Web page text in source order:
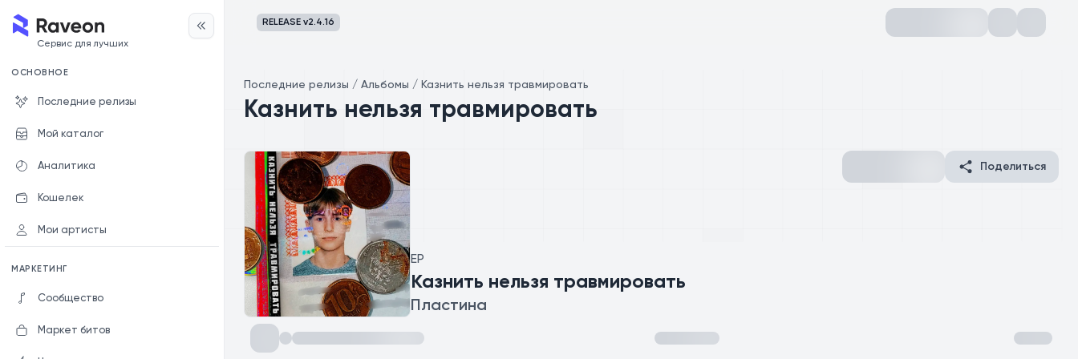
Сервис для лучших
ОСНОВНОЕ
Последние релизы
Мой каталог
Аналитика
Кошелек
Мои артисты
МАРКЕТИНГ
Сообщество
Маркет битов
RELEASE v2.4.16
Последние релизы / Альбомы / Казнить нельзя травмировать
Казнить нельзя травмировать
EP
Казнить нельзя травмировать
Пластина
Поделиться